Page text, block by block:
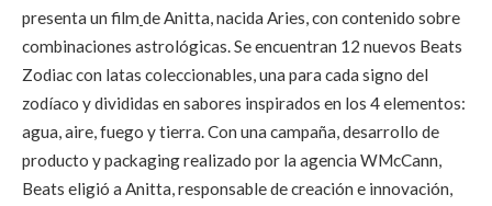
presenta un film de Anitta, nacida Aries, con contenido sobre
combinaciones astrológicas. Se encuentran 12 nuevos Beats
Zodiac con latas coleccionables, una para cada signo del
zodíaco y divididas en sabores inspirados en los 4 elementos:
agua, aire, fuego y tierra. Con una campaña, desarrollo de
producto y packaging realizado por la agencia WMcCann,
Beats eligió a Anitta, responsable de creación e innovación,